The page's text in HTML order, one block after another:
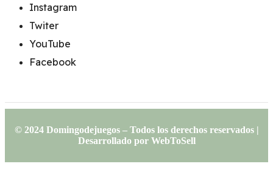
Instagram
Twiter
YouTube
Facebook
© 2024 Domingodejuegos – Todos los derechos reservados |
Desarrollado por WebToSell